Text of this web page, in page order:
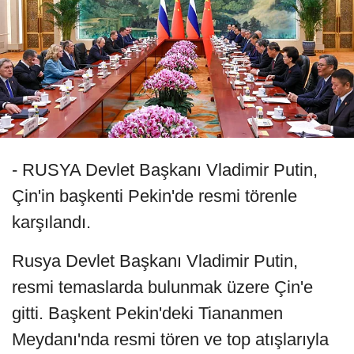
- RUSYA Devlet Başkanı Vladimir Putin,
Çin'in başkenti Pekin'de resmi törenle
karşılandı.
Rusya Devlet Başkanı Vladimir Putin,
resmi temaslarda bulunmak üzere Çin'e
gitti. Başkent Pekin'deki Tiananmen
Meydanı'nda resmi tören ve top atışlarıyla